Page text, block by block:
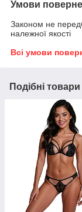
Умови
Законом не
належної якості
Всі умови
Подібні товари